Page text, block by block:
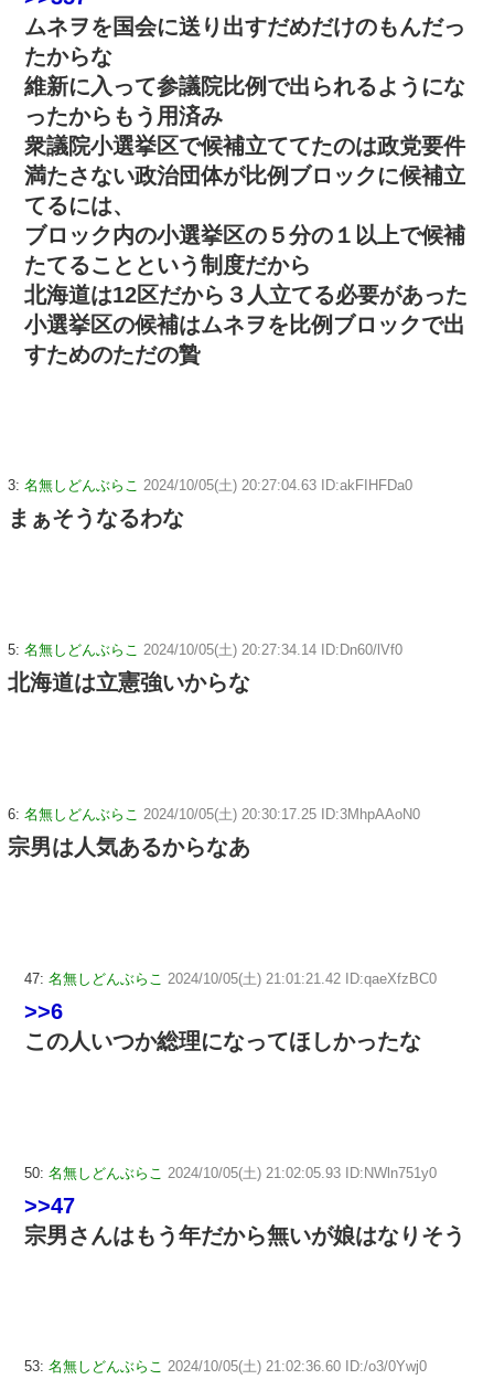
ムネヲを国会に送り出すだめだけのもんだっ
たからな
維新に入って参議院比例で出られるようにな
ったからもう用済み
衆議院小選挙区で候補立ててたのは政党要件
満たさない政治団体が比例ブロックに候補立
てるには、
ブロック内の小選挙区の５分の１以上で候補
たてることという制度だから
北海道は12区だから３人立てる必要があった
小選挙区の候補はムネヲを比例ブロックで出
すためのただの贄
3: 名無しどんぶらこ 2024/10/05(土) 20:27:04.63 ID:akFIHFDa0
まぁそうなるわな
5: 名無しどんぶらこ 2024/10/05(土) 20:27:34.14 ID:Dn60/lVf0
北海道は立憲強いからな
6: 名無しどんぶらこ 2024/10/05(土) 20:30:17.25 ID:3MhpAAoN0
宗男は人気あるからなあ
47: 名無しどんぶらこ 2024/10/05(土) 21:01:21.42 ID:qaeXfzBC0
>>6
この人いつか総理になってほしかったな
50: 名無しどんぶらこ 2024/10/05(土) 21:02:05.93 ID:NWln751y0
>>47
宗男さんはもう年だから無いが娘はなりそう
53: 名無しどんぶらこ 2024/10/05(土) 21:02:36.60 ID:/o3/0Ywj0